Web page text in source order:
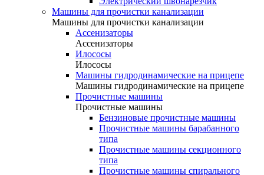
Машины для прочистки канализации
Машины для прочистки канализации
Ассенизаторы
Ассенизаторы
Илососы
Илососы
Машины гидродинамические на прицепе
Машины гидродинамические на прицепе
Прочистные машины
Прочистные машины
Бензиновые прочистные машины
Прочистные машины барабанного
типа
Прочистные машины секционного
типа
Прочистные машины спирального